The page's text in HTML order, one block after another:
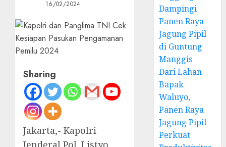
16/02/2024
Sharing
Jakarta,- Kapolri
Jenderal Pol. Listyo
Dampingi
Panen Raya
Jagung Pipil
di Guntung
Manggis
Dari Lahan
Bapak
Waluyo,
Panen Raya
Jagung Pipil
Perkuat